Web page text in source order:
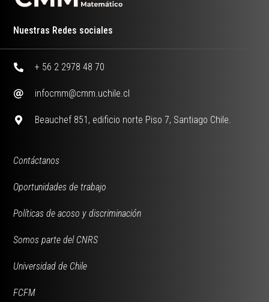
Nuestras Redes sociales
+ 56 2 2978 48 70
infocmm@cmm.uchile.cl
Beauchef 851, edificio norte Piso 7, Santiago Chile.
Contáctanos
Oportunidades de trabajo
Políticas de acoso y discriminación
Somos parte del CNRS
Universidad de Chile
FCFM